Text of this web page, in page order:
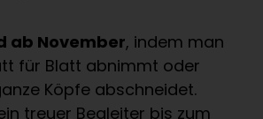
ab November, indem man
für Blatt abnimmt oder
Köpfe abschneidet.
treuer Begleiter bis zum